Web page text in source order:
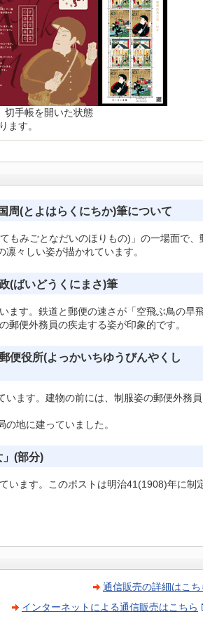
切手帳を開いた状態
ます。
(とよはらくにちか)筆について
もみごとなだいのほりもの)」の一場面で、
々しい姿が描かれています。
(ばいどうくにまさ)筆
ます。鉄道と郵便の速さが「空飛ぶ鳥の早
郵便外務員の疾走する姿が印象的です。
役所(よっかいちゆうびんやくし
ます。建物の前には、制服姿の郵便外務員
地に建っていました。
(部分)
います。このポストは明治41(1908)年に制
通信販売の詳細はこち
インターネットによる通信販売はこちら